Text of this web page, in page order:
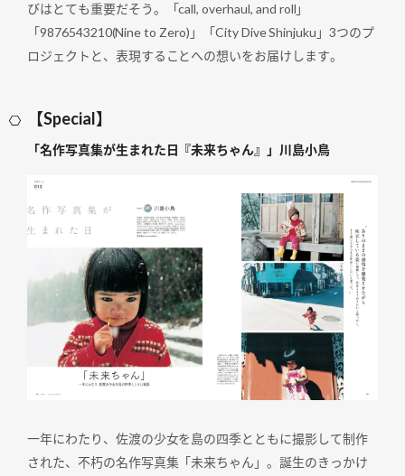
びはとても重要だそう。「call, overhaul, and roll」
「9876543210(Nine to Zero)」「City Dive Shinjuku」3つのプ
ロジェクトと、表現することへの想いをお届けします。
【Special】
「名作写真集が生まれた日『未来ちゃん』」川島小鳥
一年にわたり、佐渡の少女を島の四季とともに撮影して制作
された、不朽の名作写真集「未来ちゃん」。誕生のきっかけ